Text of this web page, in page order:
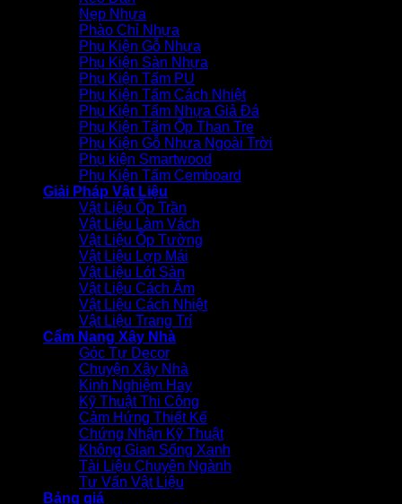
Nẹp Nhựa
Phào Chỉ Nhựa
Phụ Kiện Gỗ Nhựa
Phụ Kiện Sàn Nhựa
Phụ Kiện Tấm PU
Phụ Kiện Tấm Cách Nhiệt
Phụ Kiện Tấm Nhựa Giả Đá
Phụ Kiện Tấm Ốp Than Tre
Phụ Kiện Gỗ Nhựa Ngoài Trời
Phụ kiện Smartwood
Phụ Kiện Tấm Cemboard
Giải Pháp Vật Liệu
Vật Liệu Ốp Trần
Vật Liệu Làm Vách
Vật Liệu Ốp Tường
Vật Liệu Lợp Mái
Vật Liệu Lót Sàn
Vật Liệu Cách Âm
Vật Liệu Cách Nhiệt
Vật Liệu Trang Trí
Cẩm Nang Xây Nhà
Góc Tự Decor
Chuyện Xây Nhà
Kinh Nghiệm Hay
Kỹ Thuật Thi Công
Cảm Hứng Thiết Kế
Chứng Nhận Kỹ Thuật
Không Gian Sống Xanh
Tài Liệu Chuyên Ngành
Tư Vấn Vật Liệu
Bảng giá